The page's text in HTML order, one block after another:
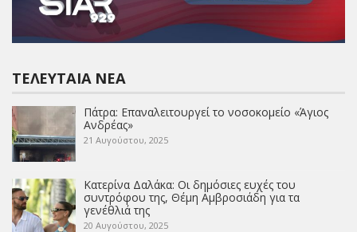
ΤΕΛΕΥΤΑΊΑ ΝΈΑ
Πάτρα: Επαναλειτουργεί το νοσοκομείο «Άγιος
Ανδρέας»
21 Αυγούστου, 2025
Κατερίνα Δαλάκα: Οι δημόσιες ευχές του
συντρόφου της, Θέμη Αμβροσιάδη για τα
γενέθλιά της
20 Αυγούστου, 2025